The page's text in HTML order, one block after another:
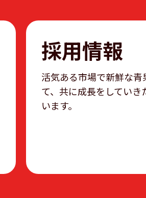
採用情報
活気ある市場で新鮮な
て、共に成長をしてい
います。